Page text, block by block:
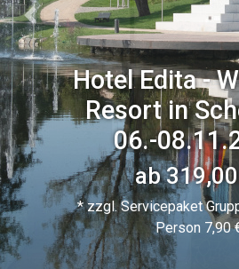
Hotel Edita -
Resort in
06.-
ab
* zzgl. Servicepaket
Person 7,90
Previous